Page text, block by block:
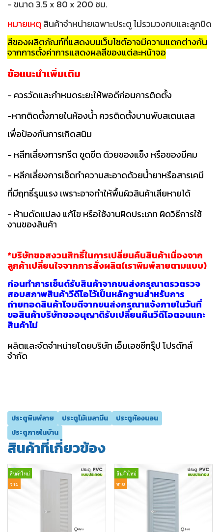
- ขนาด 3.5 x 80 x 200 ซม.
หมายเหตุ สินค้าจำหน่ายเฉพาะประตู ไม่รวมวงกบและลูกบิด
สีของผลิตภัณฑ์ที่แสดงบนเว็บไซต์อาจมีความแตกต่างกัน
จากการตั้งค่าการแสดงผลสีของแต่ละหน้าจอ
ข้อแนะนำเพิ่มเติม
- ควรวัดและกำหนดระยะให้พอดีก่อนการติดตั้ง
-หากติดตั้งภายในห้องน้ำ ควรติดตั้งบานพับสเตนเลส
เพื่อป้องกันการเกิดสนิม
- หลีกเลี่ยงการกรีด ขูดขีด ด้วยของแข็ง หรือของมีคม
- หลีกเลี่ยงการเช็ดทำความสะอาดด้วยน้ำยาหรือสารเคมี
ที่มีฤทธิ์รุนแรง เพราะอาจทำให้พื้นผิวสินค้าเสียหายได้
- ห้ามดัดแปลง แก้ไข หรือใช้งานผิดประเภท ผิดวิธีการใช้
งานของสินค้า
*บริษัทขอสงวนสิทธิ์ในการเปลี่ยนคืนสินค้าเนื่องจาก
ลูกค้าเปลี่ยนใจจากการสั่งผลิต(เราพิมพ์ลายตามแบบ)
ก่อนทำการเซ็นต์รับสินค้าจากขนส่งกรุณาตรวตรวจ
สอบสภาพสินค้าวีดีโอไว้เป็นหลักฐานสำหรับการ
ถ่ายทอดสินค้าโจมตีจากขนส่งกรุณาแจ้งภายในวันที่
ขอสินค้าบริษัทขออนุญาติรับเปลี่ยนคืนวีดีโอตอนแกะ
สินค้าไม่
ผลิตและจัดจำหน่ายโดยบริษัท เอ็มเอชซีกรุ๊ป โปรดักส์
จำกัด
ประตูพิมพ์ลาย ประตูไม้เมลามีน
ประตูห้องนอน
ประตูภายในบ้าน
สินค้าที่เกี่ยวข้อง
สินค้าใหม่
ขาย
สินค้าใหม่
ขาย